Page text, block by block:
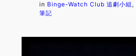
in Binge-Watch Club 追劇小組 ,
筆記